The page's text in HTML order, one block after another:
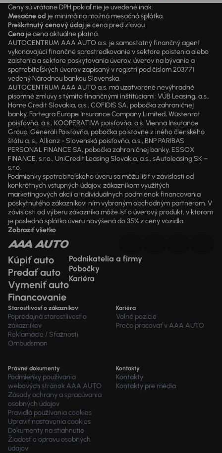
Ceny sú vrátane DPH pokiaľ nie je uvedené inak.
Mesačne od je minimálna možná mesačná splátka.
Preškrtnutý cenový údaj je cena pred zľavou.
Cena je cena aktuálne platná.
AUTOCENTRUM AAA AUTO a.s. je samostatný finančný agent
vykonávajúci finančné sprostredkovanie v sektore poistenia alebo
zaistenia a sektore poskytovania úverov, úverov na bývanie a
spotrebiteľských úverov zapísaný v registri pod číslom 203771
vedený Národnou bankou Slovenska.
AUTOCENTRUM AAA AUTO a.s. má uzatvorené nevýhradné
písomné zmluvy s týmito finančnými inštitúciami: VÚB Leasing, a.s.,
Home Credit Slovakia, a.s., COFIDIS SA, pobočka zahraničnej
banky, Fortegra Europe Insurance Company Limited, Wüstenrot
poisťovňa, a.s., KOOPERATIVA poisťovňa, a.s. Vienna Insurance
Group, Generali Poisťovňa, pobočka poisťovne z iného členského
štátu a. s., Allianz - Slovenská poisťovňa, a.s., BNP PARIBAS
PERSONAL FINANCE SA, pobočka zahraničnej banky, ESSOX
FINANCE, s.r.o., UniCredit Leasing Slovakia, a.s., sAutoleasing SK –
s.r.o.
Podmienky spotrebiteľského úveru sa môžu líšiť v závislosti od
konkrétnych vstupných údajov, zákazníkom využitých
marketingových akcií a individuálnych podmienok financovania
poskytnutého zákazníkovi ním vybraným obchodným partnerom. V
závislosti od výberu zákazníka môže ísť o úverový produkt, v ktorom
je posledná splátka úveru navýšená do 35% z ceny vozidla.
Zobraziť všetko
Kúpiť auto
Predať auto
Vymeniť auto
Financovanie
Podnikatelia a firmy
Pobočky
Kariéra
Starostlivosť o zákazníkov
Popredajná starostlivosť o
zákazníkov
Reklamácie / Sťažnosti
Ombudsman
Kariéra
Voľné pozície
Prečo pracovať v AAA AUTO
Právné dokumenty
Podmienky používania
webových stránok AAA AUTO
Zásady ochrany a spracúvania
osobných údajov
Pravidlá používania cookies
Upraviť nastavenia cookies
Dokumenty na stiahnutie
Žiadosť o opravu osobných
údajov
Kontakty
Kontakty
Kontakty pre média